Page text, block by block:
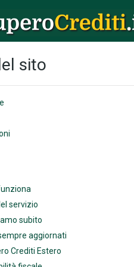
sito
servizio
subito
aggiornati
Crediti Estero